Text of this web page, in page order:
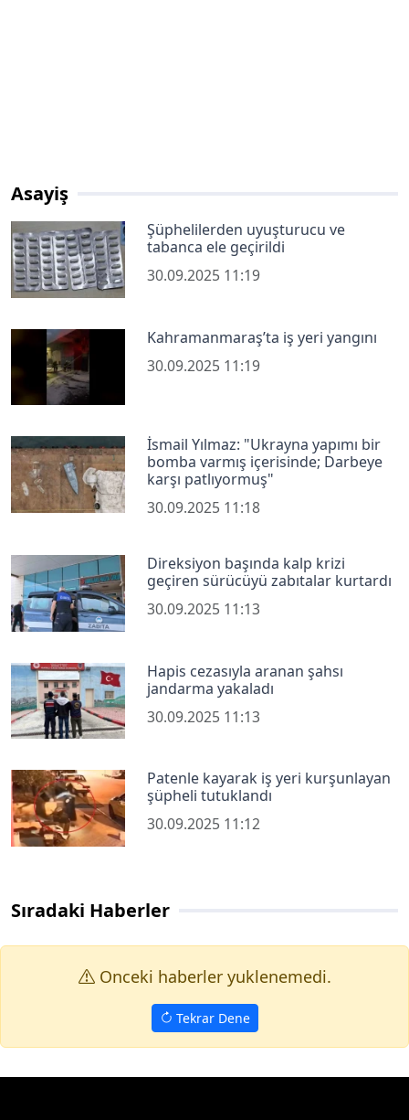
Asayiş
Şüphelilerden uyuşturucu ve
tabanca ele geçirildi
30.09.2025 11:19
Kahramanmaraş’ta iş yeri yangını
30.09.2025 11:19
İsmail Yılmaz: "Ukrayna yapımı bir
bomba varmış içerisinde; Darbeye
karşı patlıyormuş"
30.09.2025 11:18
Direksiyon başında kalp krizi
geçiren sürücüyü zabıtalar kurtardı
30.09.2025 11:13
Hapis cezasıyla aranan şahsı
jandarma yakaladı
30.09.2025 11:13
Patenle kayarak iş yeri kurşunlayan
şüpheli tutuklandı
30.09.2025 11:12
Sıradaki Haberler
Onceki haberler yuklenemedi.
Tekrar Dene